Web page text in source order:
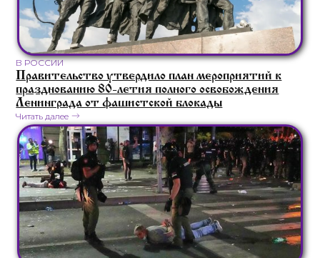
В РОССИИ
Правительство утвердило план мероприятий к
празднованию 80-летия полного освобождения
Ленинграда от фашистской блокады
Читать далее